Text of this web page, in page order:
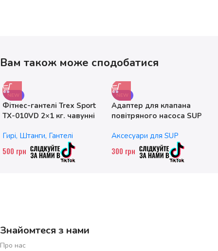
Вам також може сподобатися
NEW
Фітнес-гантелі Trex Sport
TX-010VD 2×1 кг. чавунні
Гирі, Штанги, Гантелі
500 грн
NEW
Адаптер для клапана
повітряного насоса SUP
Аксесуари для SUP
300 грн
Знайомтеся з нами
Про нас